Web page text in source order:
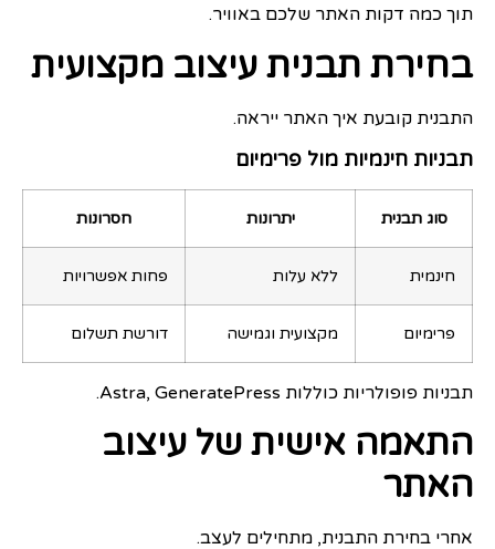
תוך כמה דקות האתר שלכם באוויר.
בחירת תבנית עיצוב מקצועית
התבנית קובעת איך האתר ייראה.
תבניות חינמיות מול פרימיום
סוג תבנית יתרונות חסרונות
חינמית ללא עלות פחות אפשרויות
פרימיום מקצועית וגמישה דורשת תשלום
תבניות פופולריות כוללות Astra, GeneratePress.
התאמה אישית של עיצוב
האתר
אחרי בחירת התבנית, מתחילים לעצב.